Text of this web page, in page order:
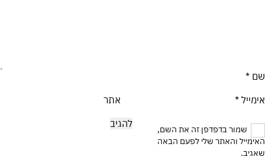
שם *
אימייל * אתר
שמור בדפדפן זה את השם,
האימייל והאתר שלי לפעם הבאה
שאגיב.